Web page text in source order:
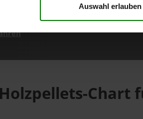
Auswahl erlauben
Holzpellets-Chart